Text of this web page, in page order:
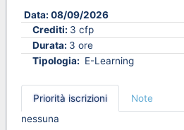
Data: 08/09/2026
Crediti: 3 cfp
Durata: 3 ore
Tipologia: E-Learning
Priorità iscrizioni
Note
nessuna